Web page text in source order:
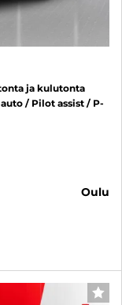
ja kulutonta
/ Pilot assist / P-
oulu